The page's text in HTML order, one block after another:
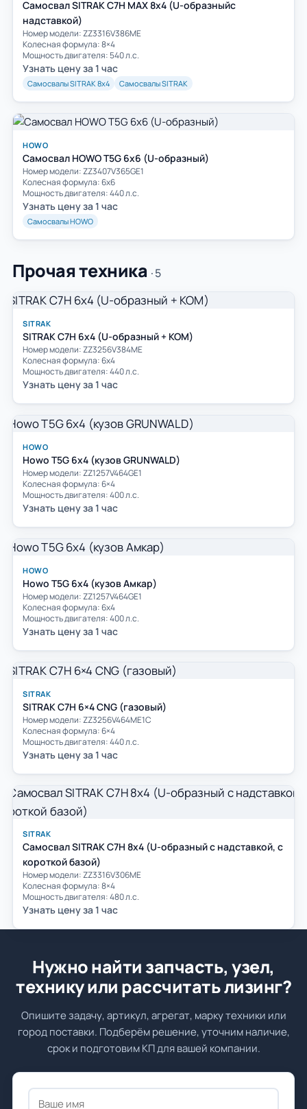
Самосвал SITRAK C7H MAX 8x4 (U-образныйс
надставкой)
Номер модели: ZZ3316V386ME
Колесная формула: 8×4
Мощность двигателя: 540 л.с.
Узнать цену за 1 час
Самосвалы SITRAK 8х4 Самосвалы SITRAK
HOWO
Самосвал HOWO T5G 6х6 (U-образный)
Номер модели: ZZ3407V365GE1
Колесная формула: 6х6
Мощность двигателя: 440 л.с.
Узнать цену за 1 час
Самосвалы HOWO
Прочая техника · 5
SITRAK
SITRAK C7H 6x4 (U-образный + КОМ)
Номер модели: ZZ3256V384ME
Колесная формула: 6х4
Мощность двигателя: 440 л.с.
Узнать цену за 1 час
HOWO
Howo Т5G 6х4 (кузов GRUNWALD)
Номер модели: ZZ1257V464GE1
Колесная формула: 6×4
Мощность двигателя: 400 л.с.
Узнать цену за 1 час
HOWO
Howo Т5G 6х4 (кузов Амкар)
Номер модели: ZZ1257V464GE1
Колесная формула: 6х4
Мощность двигателя: 400 л.с.
Узнать цену за 1 час
SITRAK
SITRAK C7H 6×4 CNG (газовый)
Номер модели: ZZ3256V464ME1C
Колесная формула: 6×4
Мощность двигателя: 440 л.с.
Узнать цену за 1 час
SITRAK
Cамосвал SITRAK C7H 8x4 (U-образный с надставкой, с
короткой базой)
Номер модели: ZZ3316V306ME
Колесная формула: 8×4
Мощность двигателя: 480 л.с.
Узнать цену за 1 час
Нужно найти запчасть, узел,
технику или рассчитать лизинг?
Опишите задачу, артикул, агрегат, марку техники или
город поставки. Подберём решение, уточним наличие,
срок и подготовим КП для вашей компании.